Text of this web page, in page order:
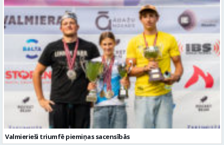
Valmierieši triumfē piemiņas sacensībās